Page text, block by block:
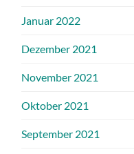
Januar 2022
Dezember 2021
November 2021
Oktober 2021
September 2021